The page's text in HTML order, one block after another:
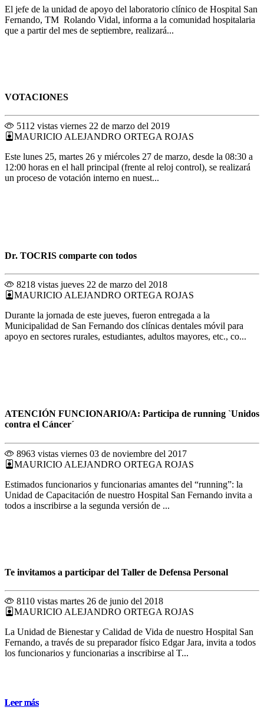
Leer más
Leer más
Leer más
Leer más
Leer más
El jefe de la unidad de apoyo del laboratorio clínico de Hospital San
Fernando, TM Rolando Vidal, informa a la comunidad hospitalaria
que a partir del mes de septiembre, realizará...
Leer más
VOTACIONES
5112 vistas viernes 22 de marzo del 2019
MAURICIO ALEJANDRO ORTEGA ROJAS
Este lunes 25, martes 26 y miércoles 27 de marzo, desde la 08:30 a
12:00 horas en el hall principal (frente al reloj control), se realizará
un proceso de votación interno en nuest...
Leer más
Dr. TOCRIS comparte con todos
8218 vistas jueves 22 de marzo del 2018
MAURICIO ALEJANDRO ORTEGA ROJAS
Durante la jornada de este jueves, fueron entregada a la
Municipalidad de San Fernando dos clínicas dentales móvil para
apoyo en sectores rurales, estudiantes, adultos mayores, etc., co...
Leer más
ATENCIÓN FUNCIONARIO/A: Participa de running `Unidos
contra el Cáncer´
8963 vistas viernes 03 de noviembre del 2017
MAURICIO ALEJANDRO ORTEGA ROJAS
Estimados funcionarios y funcionarias amantes del “running”: la
Unidad de Capacitación de nuestro Hospital San Fernando invita a
todos a inscribirse a la segunda versión de ...
Leer más
Te invitamos a participar del Taller de Defensa Personal
8110 vistas martes 26 de junio del 2018
MAURICIO ALEJANDRO ORTEGA ROJAS
La Unidad de Bienestar y Calidad de Vida de nuestro Hospital San
Fernando, a través de su preparador físico Edgar Jara, invita a todos
los funcionarios y funcionarias a inscribirse al T...
Leer más
Leer más
Leer más